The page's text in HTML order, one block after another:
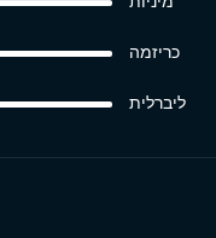
כריזמה
ליברלית